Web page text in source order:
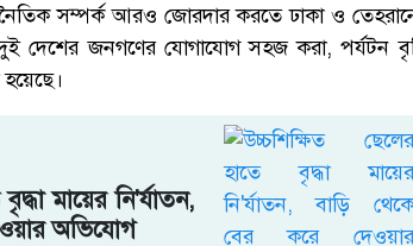
সম্পর্ক আরও জোরদার করতে ঢাকা ও
দুই দেশের জনগণের যোগাযোগ সহজ করা, পর্যটন
মায়ের নি'র্যাতন,
অভিযোগ